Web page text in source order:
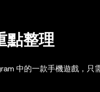
點整理
中的一款手機遊戲，只